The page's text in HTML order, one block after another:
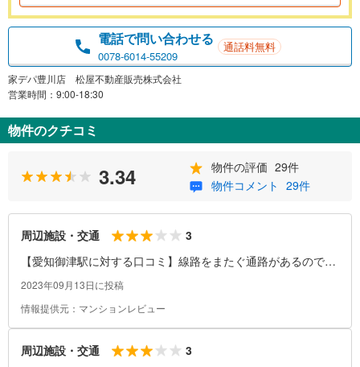
電話で問い合わせる
0078-6014-55209
通話料無料
家デパ豊川店 松屋不動産販売株式会社
営業時間：9:00-18:30
物件のクチコミ
3.34 物件の評価 29件
物件コメント 29件
周辺施設・交通
3
【愛知御津駅に対する口コミ】線路をまたぐ通路があるので、
方面を間違えても移動することができる。近くに最近できたパ
2023年09月13日に投稿
情報提供元：マンションレビュー
周辺施設・交通
3